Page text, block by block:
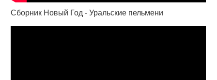
Сборник Новый Год - Уральские пельмени